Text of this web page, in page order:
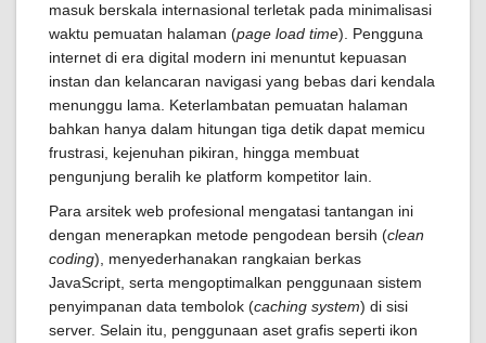
masuk berskala internasional terletak pada minimalisasi
waktu pemuatan halaman (page load time). Pengguna
internet di era digital modern ini menuntut kepuasan
instan dan kelancaran navigasi yang bebas dari kendala
menunggu lama. Keterlambatan pemuatan halaman
bahkan hanya dalam hitungan tiga detik dapat memicu
frustrasi, kejenuhan pikiran, hingga membuat
pengunjung beralih ke platform kompetitor lain.
Para arsitek web profesional mengatasi tantangan ini
dengan menerapkan metode pengodean bersih (clean
coding), menyederhanakan rangkaian berkas
JavaScript, serta mengoptimalkan penggunaan sistem
penyimpanan data tembolok (caching system) di sisi
server. Selain itu, penggunaan aset grafis seperti ikon